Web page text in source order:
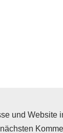
und Website